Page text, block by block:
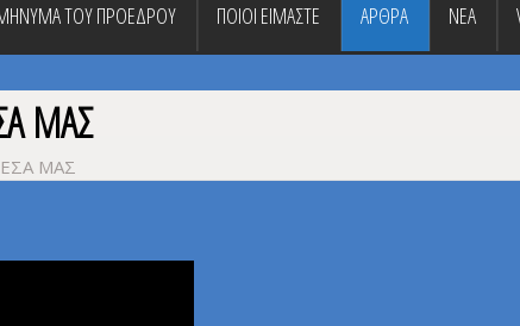
ΤΟΥ ΠΡΟΕΔΡΟΥ ΠΟΙΟΙ ΕΙΜΑΣΤΕ ΑΡΘΡΑ ΝΕΑ
ΜΑΣ
ΜΑΣ